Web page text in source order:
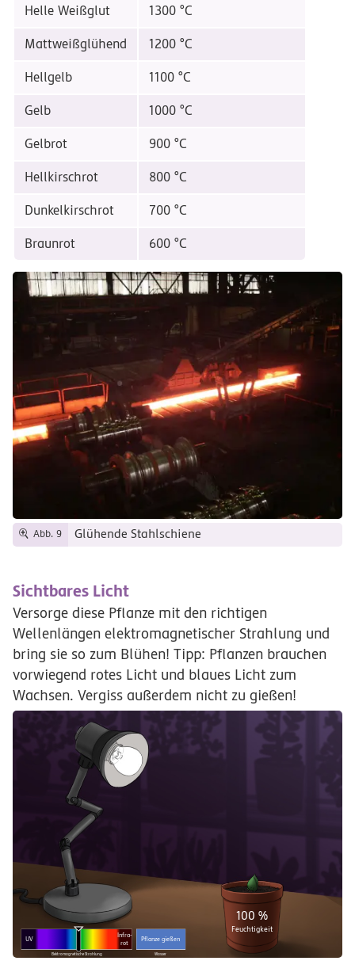
Helle Weißglut 1300 °C
Mattweißglühend 1200 °C
Hellgelb 1100 °C
Gelb 1000 °C
Gelbrot 900 °C
Hellkirschrot 800 °C
Dunkelkirschrot 700 °C
Braunrot 600 °C
Abb. 9 Glühende Stahlschiene
Sichtbares Licht
Versorge diese Pflanze mit den richtigen
Wellenlängen elektromagnetischer Strahlung und
bring sie so zum Blühen! Tipp: Pflanzen brauchen
vorwiegend rotes Licht und blaues Licht zum
Wachsen. Vergiss außerdem nicht zu gießen!
Elektromagnetische Strahlung Wasser
100 %
Feuchtigkeit
UV
Infra-
rot
Pflanze gießen